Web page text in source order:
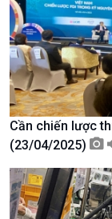
Kinh tế
Tin Kinh tế
Trước giờ mở cửa
Dòng chảy Kinh
Sức sống hàng
Khởi nghiệp
Tuyên chiến với
Cần chiến lược
(23/04/2025)